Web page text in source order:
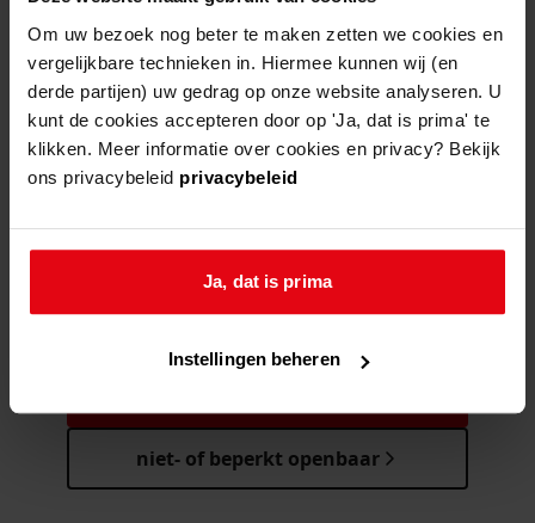
Om uw bezoek nog beter te maken zetten we cookies en
vergelijkbare technieken in. Hiermee kunnen wij (en
derde partijen) uw gedrag op onze website analyseren. U
kunt de cookies accepteren door op 'Ja, dat is prima' te
klikken. Meer informatie over cookies en privacy? Bekijk
ons privacybeleid privacybeleid
Ja, dat is prima
Instellingen beheren
een verouderde bladwijzer/favoriet
een zoekmachine heeft een
verouderde lijst van de website
een
hulp nodig bij zoeken?
Kunt u nog niet helemaal vinden wat u
zoekt? Onze handige zoektips helpen u
verder op weg!
niet- of beperkt openbaar